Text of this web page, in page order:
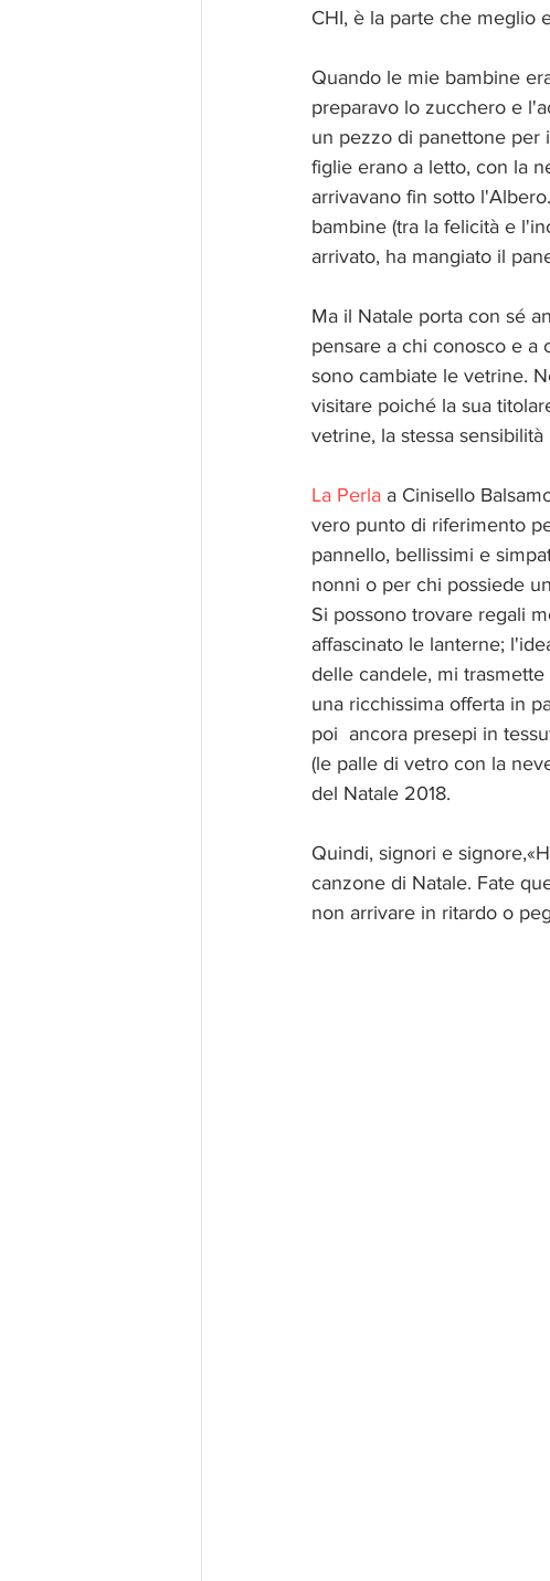
CHI, è la parte che meglio
Quando le mie bambine
preparavo lo zucchero e
un pezzo di panettone per
figlie erano a letto, con la
arrivavano fin sotto
bambine (tra la felicità e
arrivato, ha mangiato il
Ma il Natale porta con sé
pensare a chi conosco e a
sono cambiate le vetrine.
visitare poiché la sua
vetrine, la stessa
La Perla a Cinisello
vero punto di riferimento
pannello, bellissimi e
nonni o per chi possiede
Si possono trovare regali
affascinato le lanterne;
delle candele, mi
una ricchissima offerta in
poi  ancora presepi in
(le palle di vetro con la
del Natale 2018.
Quindi, signori e
canzone di Natale. Fate
non arrivare in ritardo o